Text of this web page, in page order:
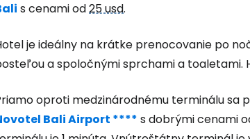
s cenami od25 usd.
je ideálny na krátke prenocovanie po
a spoločnými sprchami a toaletami.
oproti medzinárodnému terminálu
Bali Airport **** s dobrými cenami